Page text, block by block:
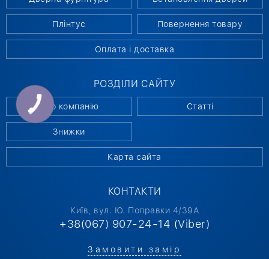
Плінтус Повернення товару
Оплата і доставка
РОЗДІЛИ САЙТУ
Про компанію Статті
Знижки
Карта сайта
КОНТАКТИ
Київ, вул. Ю. Поправки 4/39А
+38(067) 907-24-14 (Viber)
Замовити замір
КНОПКА
СВЯЗИ